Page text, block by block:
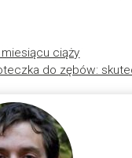
ciąży
do zębów: